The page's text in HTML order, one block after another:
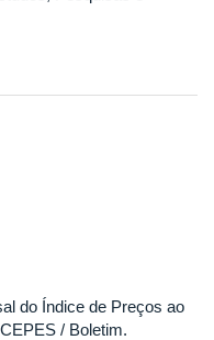
do Índice de Preços ao
/ Boletim.